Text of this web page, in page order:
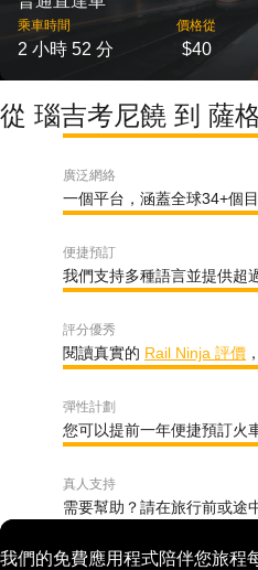
乘車時間
2 小時 52 分
價格從
$40
從 瑙吉考尼饒 到 薩
廣泛網絡
一個平台，涵蓋全球34+個
便捷預訂
我們支持多種語言並提供超
評分優秀
閱讀真實的 Rail Ninja 評價
彈性計劃
您可以提前一年便捷預訂火
真人支持
需要幫助？請在旅行前或途
我們的免費應用程式陪伴您旅